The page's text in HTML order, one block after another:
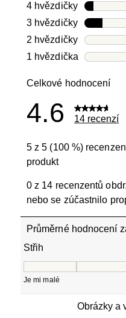
4 hvězdičkyhvězdičky
3 hvězdičkyhvězdičky
2 hvězdičkyhvězdičky
1 hvězdičkahvězdičky
Celkové hodnocení
4.6 14 recenzí
5 z 5 (100 %)
produkt
0 z 14 recenzentů
nebo se zúčastnilo
Průměrné hodnocení
Střih
Je mi malé
Obrázky a